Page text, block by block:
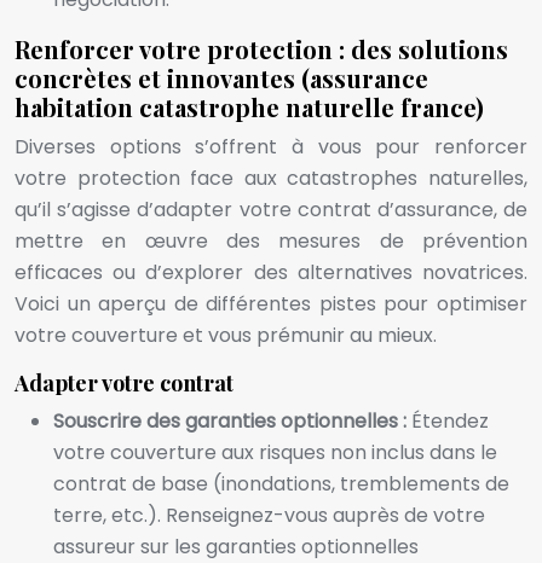
Renforcer votre protection : des solutions
concrètes et innovantes (assurance
habitation catastrophe naturelle france)
Diverses options s’offrent à vous pour renforcer
votre protection face aux catastrophes naturelles,
qu’il s’agisse d’adapter votre contrat d’assurance, de
mettre en œuvre des mesures de prévention
efficaces ou d’explorer des alternatives novatrices.
Voici un aperçu de différentes pistes pour optimiser
votre couverture et vous prémunir au mieux.
Adapter votre contrat
Souscrire des garanties optionnelles : Étendez
votre couverture aux risques non inclus dans le
contrat de base (inondations, tremblements de
terre, etc.). Renseignez-vous auprès de votre
assureur sur les garanties optionnelles